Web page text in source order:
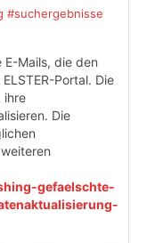
#suchergebnisse
Mails, die den
Portal. Die
ihre
Die
gefaelschte-